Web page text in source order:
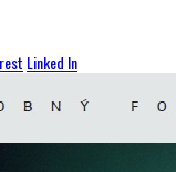
Linked In